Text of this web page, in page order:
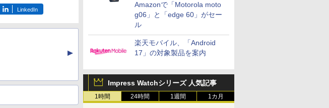
Amazonで「Motorola moto
g06」と「edge 60」がセー
ル
楽天モバイル、「Android
17」の対象製品を案内
Impress Watchシリーズ 人気記事
1時間 24時間 1週間 1カ月
LinkedIn
▲